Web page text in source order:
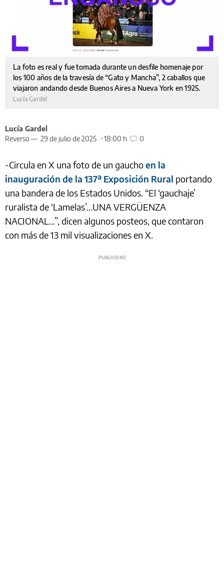
La foto es real y fue tomada durante un desfile homenaje por
los 100 años de la travesía de “Gato y Mancha”, 2 caballos que
viajaron andando desde Buenos Aires a Nueva York en 1925.
Lucía Gardel
Lucía Gardel
Reverso — 29 de julio de 2025 18:00 h 0
-Circula en X una foto de un gauchoen la
inauguración de la 137ª Exposición Rural portando
una bandera de los Estados Unidos. “El ‘gauchaje’
ruralista de ‘Lamelas’...UNA VERGÜENZA
NACIONAL…”, dicen algunos posteos, que contaron
con más de 13 mil visualizaciones en X.